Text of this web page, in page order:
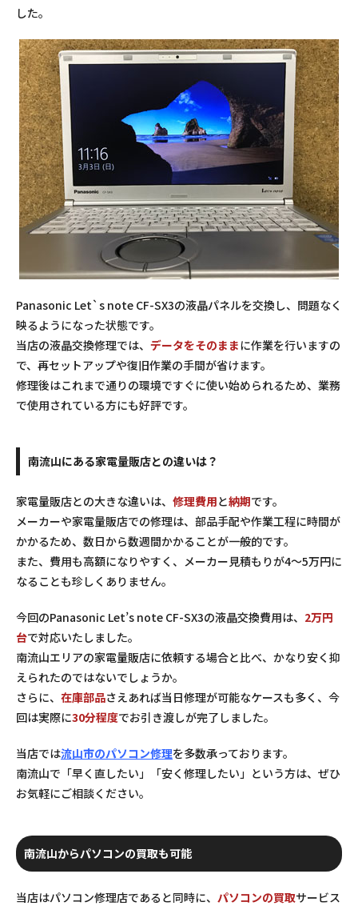
した。
Panasonic Let`s note CF-SX3の液晶パネルを交換し、問題なく
映るようになった状態です。
当店の液晶交換修理では、 データをそのままに作業を行いますの
で、再セットアップや復旧作業の手間が省けます。
修理後はこれまで通りの環境ですぐに使い始められるため、業務
で使用されている方にも好評です。
南流山にある家電量販店との違いは？
家電量販店との大きな違いは、 修理費用と納期です。
メーカーや家電量販店での修理は、部品手配や作業工程に時間が
かかるため、数日から数週間かかることが一般的です。
また、費用も高額になりやすく、メーカー見積もりが4～5万円に
なることも珍しくありません。
今回のPanasonic Let’s note CF-SX3の液晶交換費用は、 2万円
台で対応いたしました。
南流山エリアの家電量販店に依頼する場合と比べ、かなり安く抑
えられたのではないでしょうか。
さらに、 在庫部品さえあれば当日修理が可能なケースも多く、今
回は実際に30分程度でお引き渡しが完了しました。
当店では流山市のパソコン修理を多数承っております。
南流山で「早く直したい」「安く修理したい」という方は、ぜひ
お気軽にご相談ください。
南流山からパソコンの買取も可能
当店はパソコン修理店であると同時に、 パソコンの買取サービス